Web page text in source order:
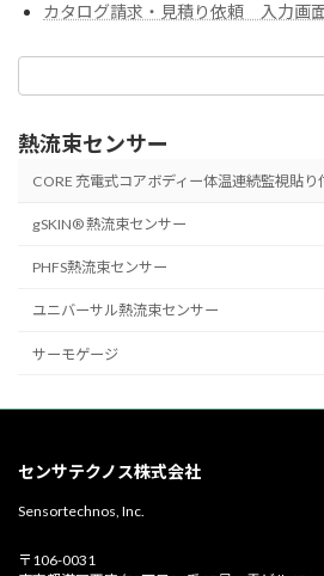
カタログ請求・見積り依頼 入力画
熱流束センサー
CORE 充電式コアボディー体温連続監視貼り
gSKIN® 熱流束センサー
PHFS熱流束センサー
ユニバーサル熱流束センサー
サーモゲージ
センサテクノス株式会社
Sensortechnos, Inc.
〒106-0031